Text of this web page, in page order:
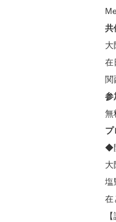
共
大
在
関
参
無
プ
◆
大
塩
在